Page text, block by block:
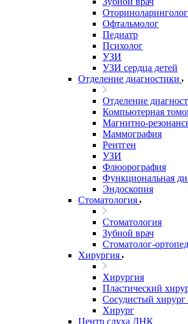
Оториноларинголог
Офтальмолог
Педиатр
Психолог
УЗИ
УЗИ сердца детей
Отделение диагностики
Отделение
Компьютерная
Магнитно-
Маммография
Рентген
УЗИ
Флюорография
Функциональная
Эндоскопия
Стоматология
Стоматология
Зубной врач
Стоматолог-ортопед
Хирургия
Хирургия
Пластический
Сосудистый хирург
Хирург
Центр слуха ДНК